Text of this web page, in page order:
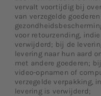
vervalt voortijdig bij
van verzegelde
voor retourzending,
verwijderd; bij de
levering naar hun aard
met andere goederen;
video-opnamen of
verzegelde verpakking,
levering is verwijderd;